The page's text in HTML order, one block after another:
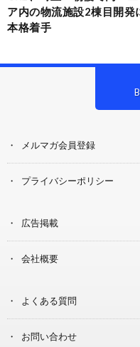
ア内の物流施設2棟目開発
本格着手
メルマガ会員登録
プライバシーポリシー
広告掲載
会社概要
よくある質問
お問い合わせ